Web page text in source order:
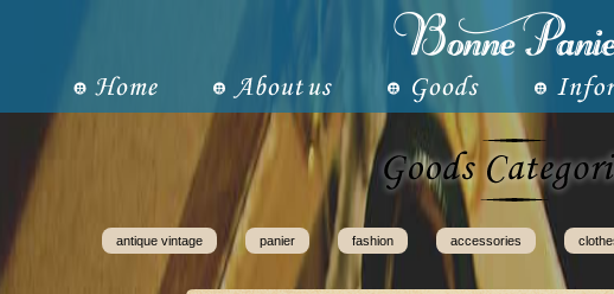
antique vintage panier fashion accessories